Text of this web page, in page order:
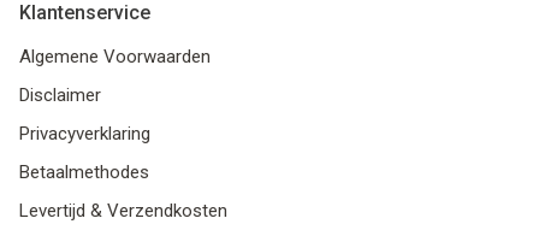
Klantenservice
Algemene Voorwaarden
Disclaimer
Privacyverklaring
Betaalmethodes
Levertijd & Verzendkosten